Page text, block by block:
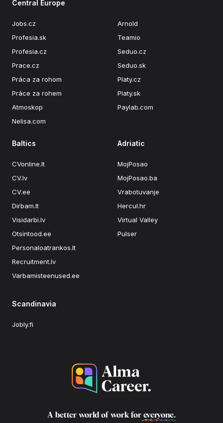
Central Europe
Jobs.cz
Profesia.sk
Profesia.cz
Prace.cz
Práca za rohom
Práce za rohem
Atmoskop
Nelisa.com
Arnold
Teamio
Seduo.cz
Seduo.sk
Platy.cz
Platy.sk
Paylab.com
Baltics
CVonline.lt
CV.lv
CV.ee
Dirbam.lt
Visidarbi.lv
Otsintood.ee
Personaloatrankos.lt
Recruitment.lv
Varbamisteenused.ee
Adriatic
MojPosao
MojPosao.ba
Vrabotuvanje
Hercul.hr
Virtual Valley
Pulser
Scandinavia
Jobly.fi
A better world of work for everyone.